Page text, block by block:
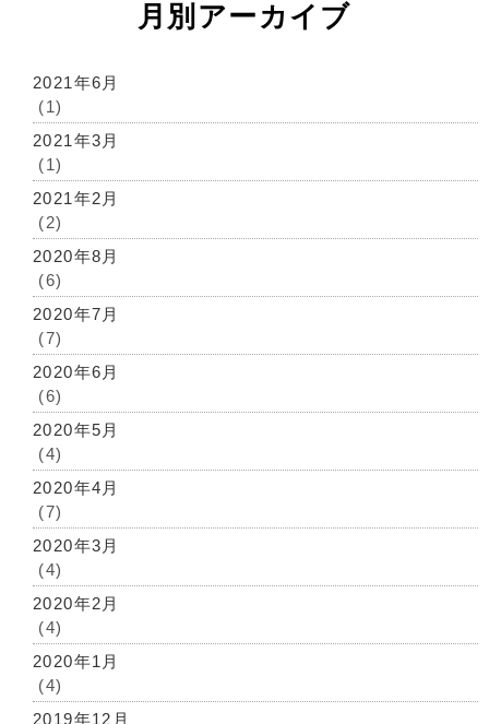
月別アーカイブ
2021年6月
(1)
2021年3月
(1)
2021年2月
(2)
2020年8月
(6)
2020年7月
(7)
2020年6月
(6)
2020年5月
(4)
2020年4月
(7)
2020年3月
(4)
2020年2月
(4)
2020年1月
(4)
2019年12月